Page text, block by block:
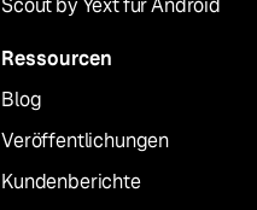
Scout by Yext für Android
Ressourcen
Blog
Veröffentlichungen
Kundenberichte